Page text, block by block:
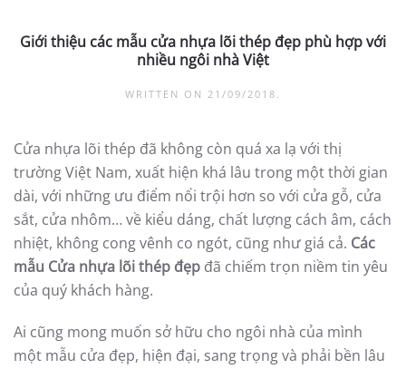
Trên đây là những ưu nhược điểm cũng như các mẫu
cửa lùa đẹp. Hy vọng, những gợi ý trên sẽ giúp bạn tìm
được mẫu cửa phù hợp cho ngôi nhà thân yêu của
mình. Nếu bạn cần tư vấn thêm, vui lòng liên hệ trực
tiếp với
cửa nhựa lõi thép